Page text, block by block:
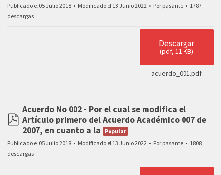
Publicado el 05 Julio 2018
Modificado el 13 Junio 2022 Por pasante
1787
descargas
Descargar
(pdf, 11 KB)
acuerdo_001.pdf
pdf
Acuerdo No 002 - Por el cual se modifica el
Artículo primero del Acuerdo Académico 007 de
2007, en cuanto a la
Popular
Publicado el 05 Julio 2018
Modificado el 13 Junio 2022 Por pasante
1808
descargas